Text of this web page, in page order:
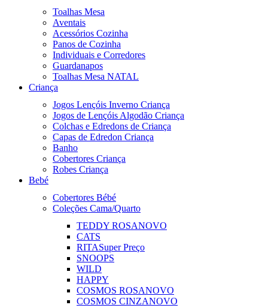
Toalhas Mesa
Aventais
Acessórios Cozinha
Panos de Cozinha
Individuais e Corredores
Guardanapos
Toalhas Mesa NATAL
Criança
Jogos Lençóis Inverno Criança
Jogos de Lençóis Algodão Criança
Colchas e Edredons de Criança
Capas de Edredon Criança
Banho
Cobertores Criança
Robes Criança
Bebé
Cobertores Bébé
Coleções Cama/Quarto
TEDDY ROSANOVO
CATS
RITASuper Preço
SNOOPS
WILD
HAPPY
COSMOS ROSANOVO
COSMOS CINZANOVO